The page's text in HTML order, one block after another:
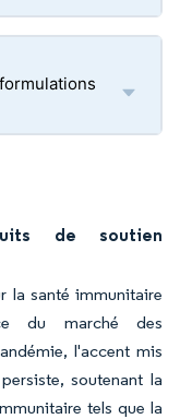
de soutien
la santé immunitaire
du marché des
l'accent mis
soutenant la
tels que la